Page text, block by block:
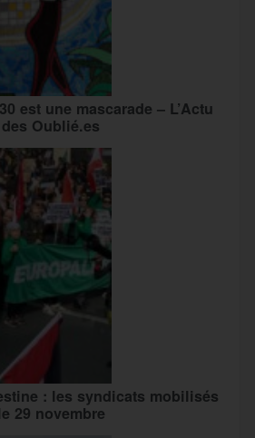
est une mascarade – L’Actu
des Oublié.es
: les syndicats mobilisés
29 novembre